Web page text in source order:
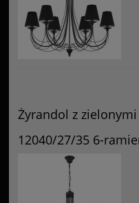
Żyrandol z zielonymi
12040/27/35 6-